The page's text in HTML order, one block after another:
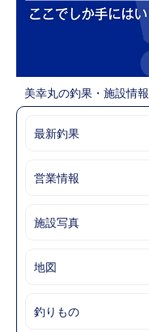
美幸丸の釣果・施設情報
最新釣果
営業情報
施設写真
地図
釣りもの